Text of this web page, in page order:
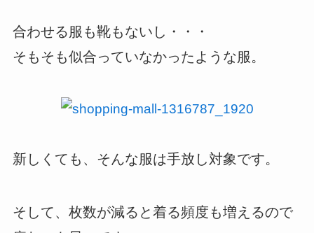
合わせる服も靴もないし・・・
そもそも似合っていなかったような服。
新しくても、そんな服は手放し対象です。
そして、枚数が減ると着る頻度も増えるので